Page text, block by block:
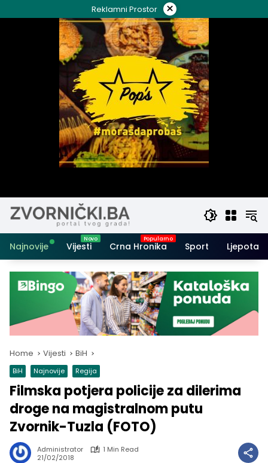
to
Reklamni Prostor ×
Najnovije Vijesti Crna Hronika Sport Ljepota i
Home Vijesti BiH
BiH Najnovije Regija
Filmska potjera policije za dilerima
droge na magistralnom putu
Zvornik-Tuzla (FOTO)
Administrator
1 Min Read
21/02/2018